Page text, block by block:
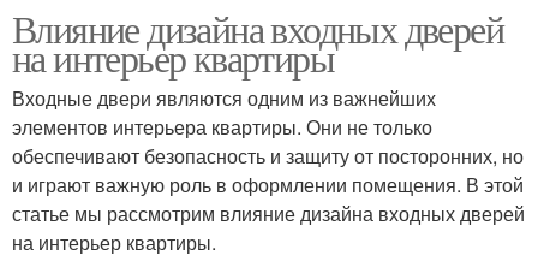
Влияние дизайна входных дверей
на интерьер квартиры
Входные двери являются одним из важнейших
элементов интерьера квартиры. Они не только
обеспечивают безопасность и защиту от посторонних, но
и играют важную роль в оформлении помещения. В этой
статье мы рассмотрим влияние дизайна входных дверей
на интерьер квартиры.